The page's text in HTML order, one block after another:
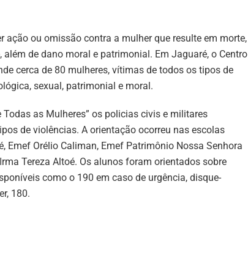
ou omissão contra a mulher que resulte em morte,
de dano moral e patrimonial. Em Jaguaré, o Centro
cerca de 80 mulheres, vítimas de todos os tipos de
sexual, patrimonial e moral.
as Mulheres” os policias civis e militares
de violências. A orientação ocorreu nas escolas
Emef Orélio Caliman, Emef Patrimônio Nossa Senhora
Tereza Altoé. Os alunos foram orientados sobre
como o 190 em caso de urgência, disque-
180.